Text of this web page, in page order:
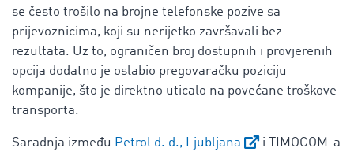
se često trošilo na brojne telefonske pozive sa
prijevoznicima, koji su nerijetko završavali bez
rezultata. Uz to, ograničen broj dostupnih i provjerenih
opcija dodatno je oslabio pregovaračku poziciju
kompanije, što je direktno uticalo na povećane troškove
transporta.
Saradnja između Petrol d. d., Ljubljana
i TIMOCOM-a